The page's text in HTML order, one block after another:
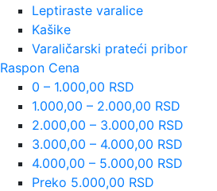
Leptiraste varalice
Kašike
Varaličarski prateći pribor
Raspon Cena
0 – 1.000,00 RSD
1.000,00 – 2.000,00 RSD
2.000,00 – 3.000,00 RSD
3.000,00 – 4.000,00 RSD
4.000,00 – 5.000,00 RSD
Preko 5.000,00 RSD